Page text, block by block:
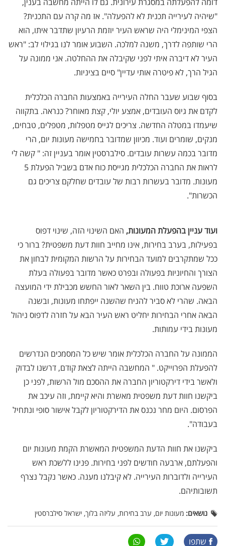
"שיהיה לעירייה תכנית לא להפעלה". אז מה קרה עם התכנית?
הצפי המינימלי היה שראש העיר יוזמת הרעיון שתדבר איתו, הוא
הרי שותפה לדרך, משנה למלכה. השבוע אומר לנו בגילוי לב: "ראש
העיר לא דיברה איתי לפני שקיבלה את ההחלטה. אני ממונה על
הגיל הרך, לא פיטרה אותי עדיין" סיים בציניות.
בסוף שבוע שעבר החלה העירייה באמצעות החברה הכלכלית
לקדם את גיוס העובדים, אמצע יולי, קצת מאוחר? כנראה. בתקווה
שיעמדו במטלה החדשה. צריכים לגייס מטפלות, מטפלים, טבחים,
מנקים, שומרים ועוד. מכיוון שמדובר בחמישה מעונות יום, הרי
מדובר בכמה עשרות עובדים. סילברסטין אומר בעניין זה: " קשה לי
לראות את החברה הכלכלית מגייסת כוח אדם בשביל הפעלת 5
מעונות. מדובר בעשרות רבות של עובדים שחלקם צריכים גם
הכשרות".
ועוד עניין בהפעלת המעונות, האם השינוי הזה, שינוי דפוס
בפעילות, בערב בחירות, אינו מחייב חוות דעת משפטית? ברור כי
ככל שמתקרבים למועד הבחירות על הרשות המקומית לבחון את
הצורך והחיוניות בפעולה ובפרט כאשר מדובר בפעולה בעלת
השפעה ארוכת טווח. בין השאר לאור החשש מכבילת ידי המועצה
הבאה. שהרי לא סביר להניח שהשנה ייפתחו מעונות, ובשנה
הבאה אחרי הבחירות יחליט ראש העיר הבא על חזרה לדפוס ניהול
מעונות בידי עמותות.
הממונה על החברה הכלכלית אומר שיש כל המסמכים הנדרשים
להפעלת הפרוייקט. " המחשבה הייתה לצאת קודם, דרשנו לבדוק
ולאשר בידי דירקטוריון החברה את ההסכם מול הרשות, לפני כן
ביקשנו חוות דעת משפטית מאשרת והיא קיימת, וזה עיכב את
הפרסום. היום מחר נכנס את הדירקטוריון לקבל אישור סופי ונתחיל
בעבודה".
ביקשנו את חוות הדעת המשפטית המאשרת הקמת מעונות יום
והפעלתם, ארבעה חודשים לפני בחירות. פנינו ללשכת ראש
העירייה ולדוברות העירייה. לא קיבלנו מענה. כאשר נקבל נצרף
תשובותיהם.
נושאים: מעונות יום, ערב בחירות, עליזה בלוך, ישראל סילברסטין
שתפו